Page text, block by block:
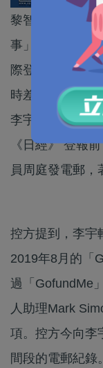
黎智英案今日（
事」成員李宇軒
際登報活動，指
時差問題未能趕
李宇軒先墊支
《日經》 登報
員周庭發電郵，
控方提到，李宇
2019年8月的「
過「GofundMe
人助理Mark
項。控方今向李
間段的電郵紀錄。